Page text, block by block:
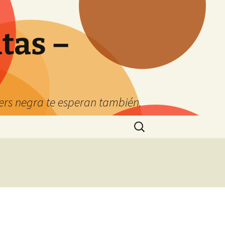
–
negra te esperan también.
Buscar: